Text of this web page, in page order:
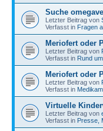
Suche
Letzter Beitrag von
Verfasst in Fragen
Meriofert oder
Letzter Beitrag von
Verfasst in Rund
Meriofert oder
Letzter Beitrag von
Verfasst in
Virtuelle
Letzter Beitrag von
Verfasst in Presse,